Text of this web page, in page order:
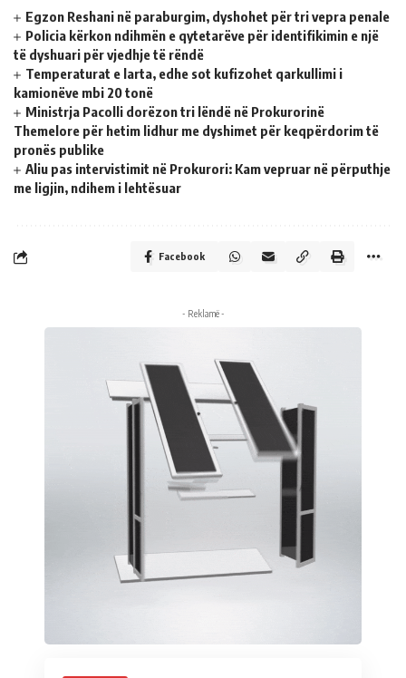
Egzon Reshani në paraburgim, dyshohet për tri vepra penale
Policia kërkon ndihmën e qytetarëve për identifikimin e një
të dyshuari për vjedhje të rëndë
Temperaturat e larta, edhe sot kufizohet qarkullimi i
kamionëve mbi 20 tonë
Ministrja Pacolli dorëzon tri lëndë në Prokurorinë
Themelore për hetim lidhur me dyshimet për keqpërdorim të
pronës publike
Aliu pas intervistimit në Prokurori: Kam vepruar në përputhje
me ligjin, ndihem i lehtësuar
Facebook
- Reklamë -